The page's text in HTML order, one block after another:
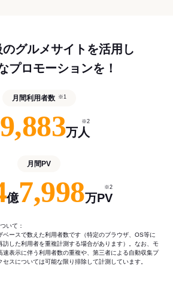
のグルメサイトを活用し
プロモーションを！
月間利用者数 ※1
9,883万人
※2
月間PV
億7,998万PV
※2
いて：
ベースで数えた利用者数です（特定のブラウザ、OS等に
訪した利用者を重複計測する場合があります）。なお、モ
速表示に伴う利用者数の重複や、第三者による自動収集プ
スについては可能な限り排除して計測しています。